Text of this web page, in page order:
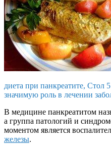
диета при панкреатите, Стол
значимую роль в лечении
В медицине панкреатитом
а группа патологий и
моментом является
железы.